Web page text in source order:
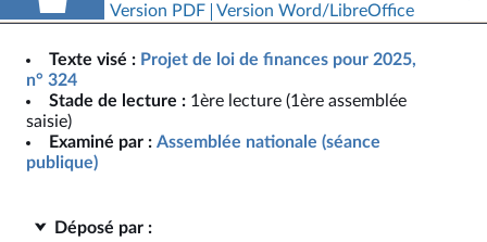
Version PDF
Version Word/LibreOffice
Texte visé : Projet de loi de finances pour 2025,
n° 324
Stade de lecture : 1ère lecture (1ère assemblée
saisie)
Examiné par : Assemblée nationale (séance
publique)
Déposé par :